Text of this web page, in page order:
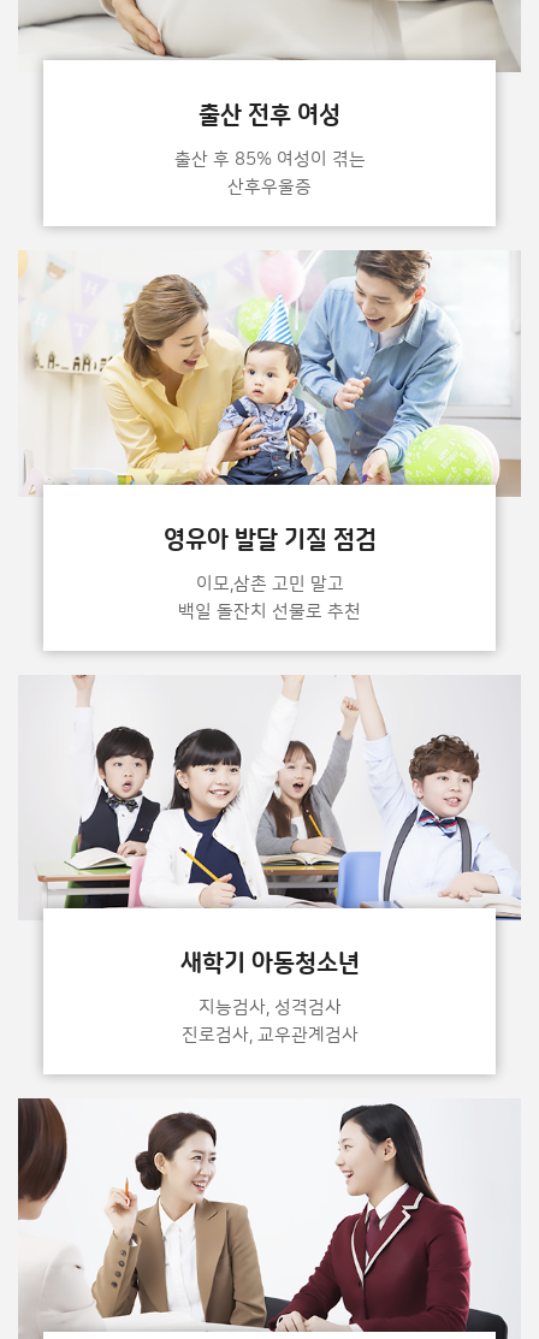
출산 전후 여성
출산 후 85% 여성이 겪는
산후우울증
영유아 발달 기질 점검
이모,삼촌 고민 말고
백일 돌잔치 선물로 추천
새학기 아동청소년
지능검사, 성격검사
진로검사, 교우관계검사